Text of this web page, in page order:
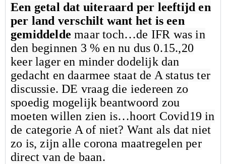
Een getal dat uiteraard per leeftijd en
per land verschilt want het is een
gemiddelde maar toch…de IFR was in
den beginnen 3 % en nu dus 0.15.,20
keer lager en minder dodelijk dan
gedacht en daarmee staat de A status ter
discussie. DE vraag die iedereen zo
spoedig mogelijk beantwoord zou
moeten willen zien is…hoort Covid19 in
de categorie A of niet? Want als dat niet
zo is, zijn alle corona maatregelen per
direct van de baan.